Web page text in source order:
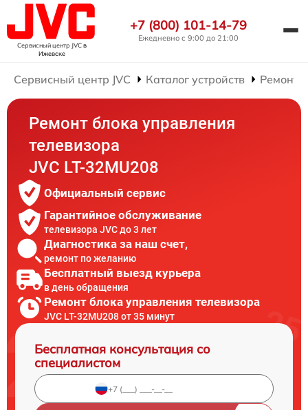
Сервисный центр JVCв
Ижевске
+7 (800) 101-14-79
Ежедневно с 9:00 до 21:00
Сервисный центр JVC Каталог устройств Ремонт
Ремонт блока управления
телевизора
JVC LT-32MU208
Официальный сервис
Гарантийное обслуживание
телевизора JVC до 3 лет
Диагностика за наш счет,
ремонт по желанию
Бесплатный выезд курьера
в день обращения
Ремонт блока управления телевизора
JVC LT-32MU208 от 35 минут
Бесплатная консультация со
специалистом